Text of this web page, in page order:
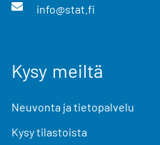
info@stat.fi
Kysy meiltä
Neuvonta ja tietopalvelu
Kysy tilastoista